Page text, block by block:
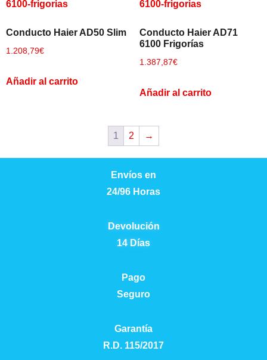
Conducto Haier AD50 Slim
1.208,79€
Añadir al carrito
Conducto Haier AD71
6100 Frigorías
1.387,87€
Añadir al carrito
1 2 →
Envíos en
24/96 Horas
Devolución
14 Días
Pago
Seguro
Garantía
R.D. 115/2017